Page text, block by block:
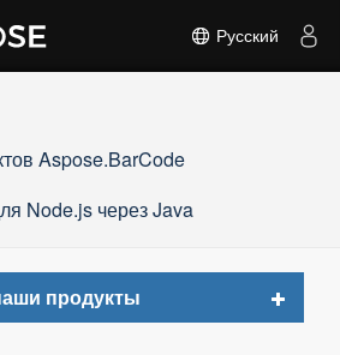
Русский
Aspose.BarCode
Node.js через Java
продукты
Toggle